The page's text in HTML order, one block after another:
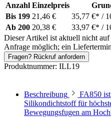
Anzahl Einzelpreis
Bis 199 21,46 € 35,77 €* /
Ab 200 20,38 € 33,97 €* /
Dieser Artikel ist aktuell nicht
Anfrage möglich; ein
Fragen? Rückruf anfordern
Produktnummer: ILL19
Beschreibung
FA850
Silikondichtstoff für
Bewegungsfugen am